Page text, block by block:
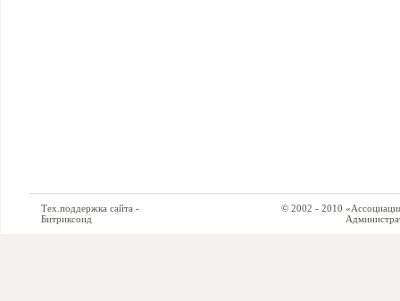
Тех.поддержка сайта -
Битриксоид
© 2002 - 2010 «Ассоциация